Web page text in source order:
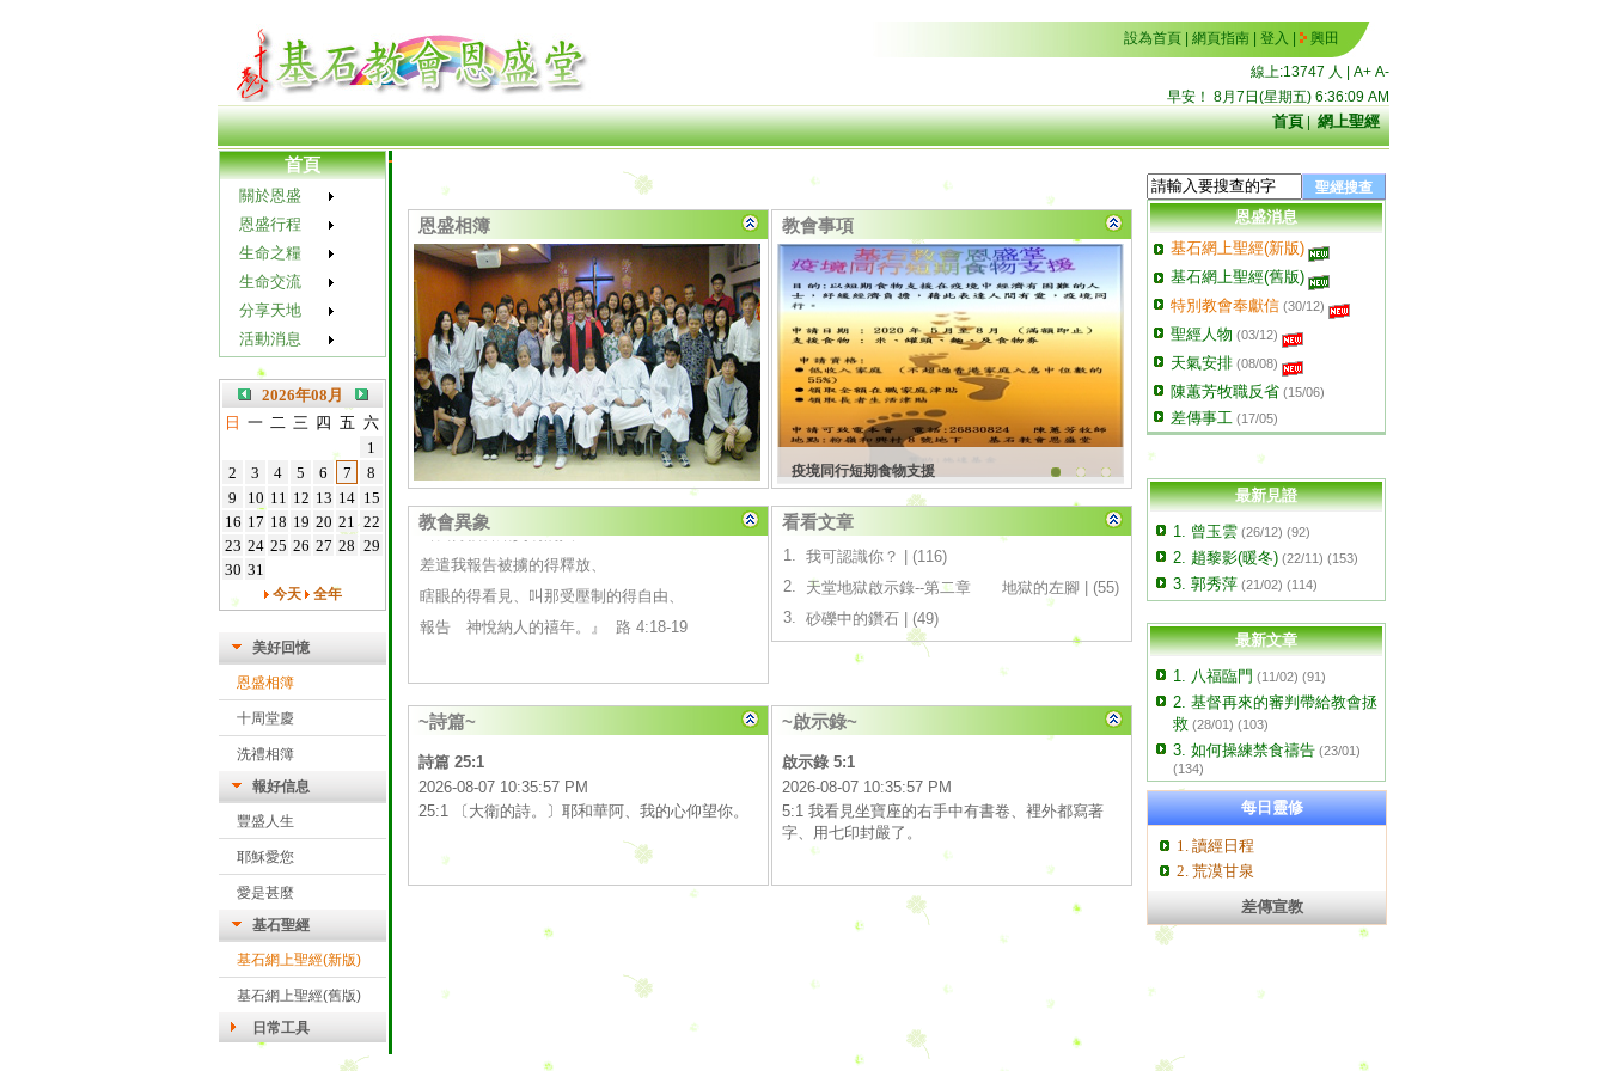
設為首頁 網頁指南 登入
興田
線上:13747 人 | A+ A-
早安！ 8月7日(星期五) 6:36:09 AM
首頁|網上聖經
首頁
關於恩盛
恩盛行程
生命之糧
生命交流
分享天地
活動消息
2026年08月
日 一 二 三 四 五 六
1
2
3 4 5 6 7
8
9
10 11 12 13 14 15
16 17 18 19 20 21 22
23 24 25 26 27 28 29
30 31
今天 全年
美好回憶
恩盛相簿
十周堂慶
洗禮相簿
報好信息
豐盛人生
耶穌愛您
愛是甚麼
基石聖經
基石網上聖經(新版)
基石網上聖經(舊版)
日常工具
詩34:4 我曾尋求耶和華，祂就應允我，救我脫離了一切的恐懼。
恩盛相簿 教會事項
疫境同行短期食物支援
教會異象
叫我傳福音給貧窮的人．
差遣我報告被擄的得釋放、
瞎眼的得看見、叫那受壓制的得自由、
報告 神悅納人的禧年。』 路 4:18-19
看看文章
1. 我可認識你？
(116)
2.
天堂地獄啟示錄--第二章 地獄的左腳
(55)
3. 砂礫中的鑽石| (49)
~詩篇~
詩篇 25:1
2026-08-07 10:35:57 PM
25:1 〔大衛的詩。〕耶和華阿、我的心仰望你。
~啟示錄~
啟示錄 5:1
2026-08-07 10:35:57 PM
5:1 我看見坐寶座的右手中有書卷、裡外都寫著
字、用七印封嚴了。
恩盛消息
基石網上聖經(新版)
基石網上聖經(舊版)
特別教會奉獻信 (30/12)
聖經人物 (03/12)
天氣安排 (08/08)
陳蕙芳牧職反省 (15/06)
差傳事工 (17/05)
最新見證
1. 曾玉雲 (26/12) (92)
2. 趙黎影(暖冬) (22/11) (153)
3. 郭秀萍 (21/02) (114)
最新文章
1. 八福臨門 (11/02) (91)
2. 基督再來的審判帶給教會拯
救 (28/01) (103)
3. 如何操練禁食禱告 (23/01)
(134)
每日靈修
1. 讀經日程
2. 荒漠甘泉
差傳宣教